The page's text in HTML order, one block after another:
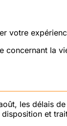
votre
concernant la
les délais
disposition et